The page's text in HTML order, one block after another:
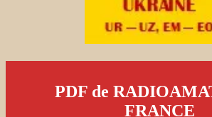
PDF de
FRANCE